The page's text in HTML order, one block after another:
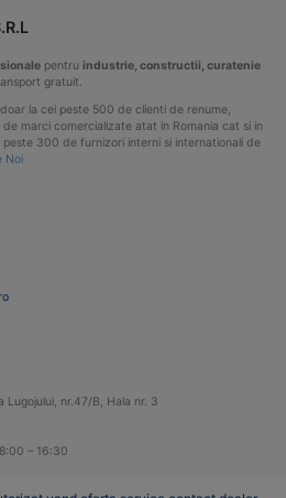
pentru industrie, constructii, curatenie
gratuit.
la cei peste 500 de clienti de renume,
marci comercializate atat in Romania cat si in
300 de furnizori interni si internationali de
Noi
Lugojului, nr.47/B, Hala nr. 3
– 16:30